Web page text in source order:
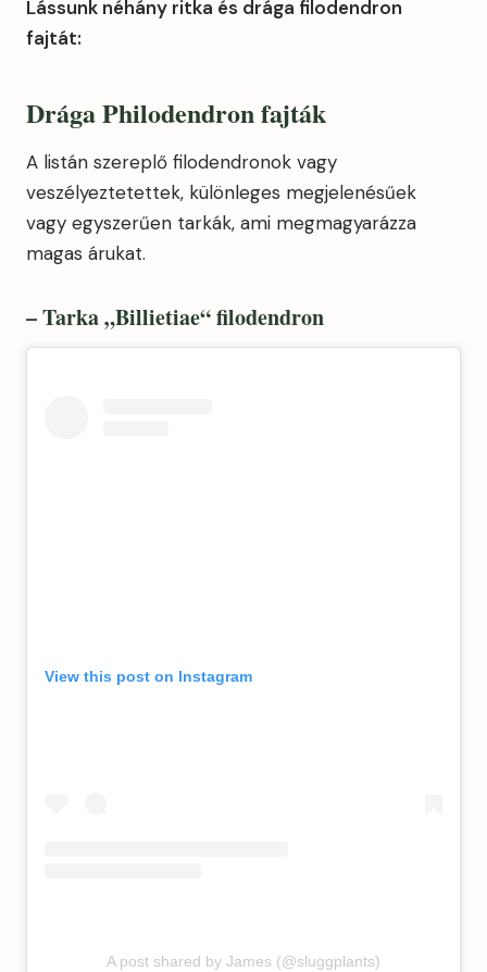
Lássunk néhány ritka és drága filodendron
fajtát:
Drága Philodendron fajták
A listán szereplő filodendronok vagy
veszélyeztetettek, különleges megjelenésűek
vagy egyszerűen tarkák, ami megmagyarázza
magas árukat.
– Tarka „Billietiae“ filodendron
View this post on Instagram
A post shared by James (@sluggplants)